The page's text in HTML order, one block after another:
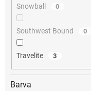
Snowball 0
Southwest Bound 0
Travelite 3
Barva